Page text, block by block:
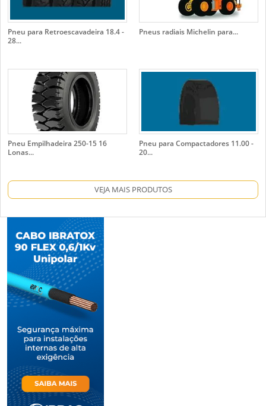
Pneu para Retroescavadeira 18.4 -
28...
Pneus radiais Michelin para...
Pneu Empilhadeira 250-15 16
Lonas...
Pneu para Compactadores 11.00 -
20...
VEJA MAIS PRODUTOS